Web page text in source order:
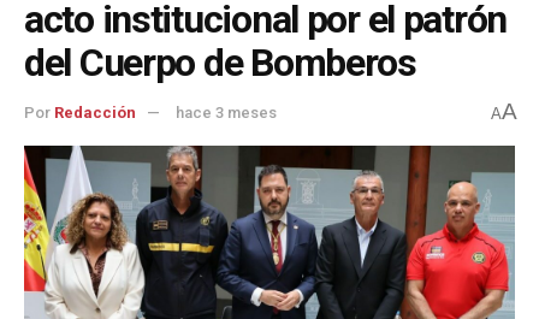
acto institucional por el patrón
del Cuerpo de Bomberos
Por Redacción hace 3 meses AA